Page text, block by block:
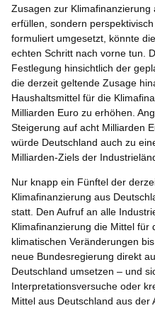
Zusagen zur
erfüllen, sondern
formuliert umgesetzt, könnte
echten Schritt nach vorne tun.
Festlegung hinsichtlich der
die derzeit geltende Zusage
Haushaltsmittel für die
Milliarden Euro zu erhöhen.
Steigerung auf acht Milliarden
würde Deutschland auch zu
Milliarden-Ziels der
Nur knapp ein Fünftel der
Klimafinanzierung aus
statt. Den Aufruf an alle
Klimafinanzierung die Mittel für
klimatischen Veränderungen
neue Bundesregierung direkt
Deutschland umsetzen – und
Interpretationsversuche oder
Mittel aus Deutschland aus der